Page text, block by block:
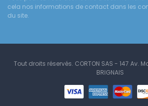
cela nos informations de contact dans les
du site.
Tout droits réservés. CORTON SAS - 147 Av.
BRIGNAIS